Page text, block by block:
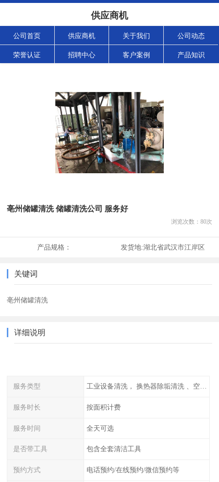
供应商机
公司首页 供应商机 关于我们 公司动态
荣誉认证 招聘中心 客户案例 产品知识
亳州储罐清洗 储罐清洗公司 服务好
浏览次数： 80次
产品规格： 发货地:湖北省武汉市江岸区
关键词
亳州储罐清洗
详细说明
服务类型 工业设备清洗， 换热器除垢清洗 、空调清洗等
服务时长 按面积计费
服务时间 全天可选
是否带工具 包含全套清洁工具
预约方式 电话预约/在线预约/微信预约等